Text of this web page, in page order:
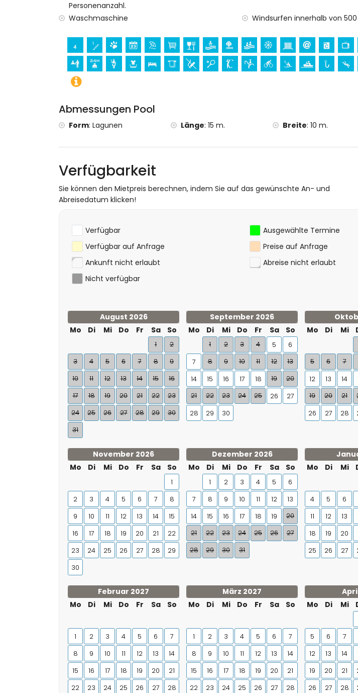
Museum, Kirche, Ruine und historischer Ort (innerhalb von 5 Kilometern von der
Schloss (innerhalb von 25 Kilometern von der Unterkunft)
Sport
Tennis, Kajakfahren, Tauchen, Schnorcheln, Surfen und Windsurfen (innerhalb
vom Apartment)
Golf (Javea), Reiten, Radfahren und Angeln (innerhalb von 5 Kilometern vom
Personenanzahl.
Waschmaschine Windsurfen innerhalb von
Abmessungen Pool
Form: Lagunen Länge: 15 m. Breite:10 m.
Verfügbarkeit
Sie können den Mietpreis berechnen, indem Sie auf das gewünschte An- und
Abreisedatum klicken!
Verfügbar
Ausgewählte Termine
Verfügbar auf Anfrage
Preise auf Anfrage
Ankunft nicht erlaubt
Abreise nicht erlaubt
Nicht verfügbar
August 2026
Mo
Di Mi Do Fr Sa So
1
2
3
4 5 6 7 8
9
10
11 12 13 14 15
16
17
18 19 20 21 22
23
24
25 26 27 28 29
30
31
September 2026
Mo
Di Mi Do Fr Sa So
1 2 3 4 5
6
7
8 9 10 11 12 13
14 15 16 17 18 19
20
21
22 23 24 25 26
27
28
29 30
Mo
Di Mi
5
6 7
12
13 14
19
20 21
26
27 28
November 2026
Mo
Di Mi Do Fr Sa So
1
2
3 4 5 6 7
8
9
10 11 12 13 14
15
16
17 18 19 20 21
22
23
24 25 26 27 28
29
30
Dezember 2026
Mo
Di Mi Do Fr Sa So
1 2 3 4 5
6
7
8 9 10 11 12
13
14
15 16 17 18 19
20
21
22 23 24 25 26
27
28
29 30 31
Mo
Di Mi
4
5 6
11
12 13
18
19 20
25
26 27
Februar 2027
Mo
Di Mi Do Fr Sa So
1 2 3 4 5 6
7
8
9 10 11 12 13
14
15
16 17 18 19 20
21
22
23 24 25 26 27 28
März 2027
Mo
Di Mi Do Fr Sa So
1 2 3 4 5 6
7
8
9 10 11 12 13
14
15
16 17 18 19 20
21
22
23 24 25 26 27 28
Mo
Di Mi
5
6 7
12
13 14
19
20 21
26
27 28